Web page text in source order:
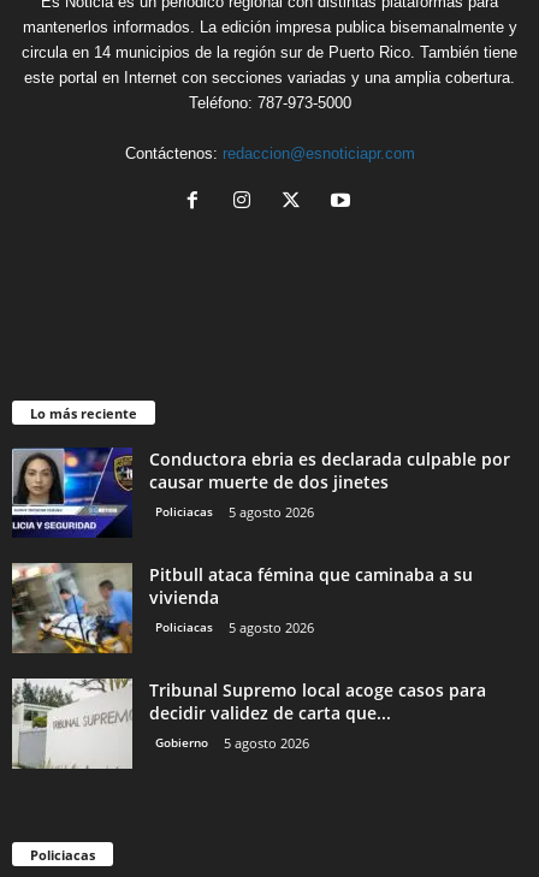
mantenerlos informados. La edición impresa publica bisemanalmente y
circula en 14 municipios de la región sur de Puerto Rico. También tiene
este portal en Internet con secciones variadas y una amplia cobertura.
Teléfono: 787-973-5000
Contáctenos: redaccion@esnoticiapr.com
Lo más reciente
Conductora ebria es declarada culpable por
causar muerte de dos jinetes
Policiacas 5 agosto 2026
Pitbull ataca fémina que caminaba a su
vivienda
Policiacas 5 agosto 2026
Tribunal Supremo local acoge casos para
decidir validez de carta que...
Gobierno 5 agosto 2026
Policiacas